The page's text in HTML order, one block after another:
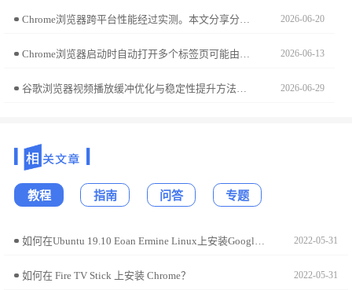
Chrome浏览器跨平台性能经过实测。本文分享分析方法和操作策略，实现浏览器在不同平台稳定流畅运行，提高使用体验。 2026-06-20
Chrome浏览器启动时自动打开多个标签页可能由设置或扩展引起，用户可在启动设置中选择“打开特定页面”或“新标签页”，并禁用异常扩展解决该问题。 2026-06-13
谷歌浏览器视频播放缓冲优化与稳定性提升方法可让观看更加流畅。技巧包括缓冲设置、播放参数调整及性能优化，确保视频不卡顿。 2026-06-29
教程 指南 问答 专题
2022-05-31
如何在 Fire TV Stick 上安装 Chrome？ 2022-05-31